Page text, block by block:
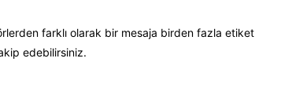
farklı olarak bir mesaja birden fazla etiket
edebilirsiniz.